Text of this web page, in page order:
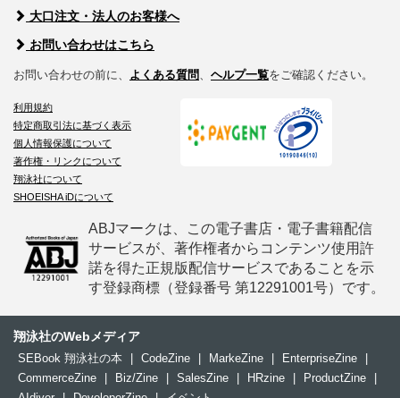
大口注文・法人のお客様へ
お問い合わせはこちら
お問い合わせの前に、 よくある質問、 ヘルプ一覧をご確認ください。
利用規約
特定商取引法に基づく表示
個人情報保護について
著作権・リンクについて
翔泳社について
SHOEISHA iDについて
ABJマークは、この電子書店・電子書籍配信
サービスが、著作権者からコンテンツ使用許
諾を得た正規版配信サービスであることを示
す登録商標（登録番号 第12291001号）です。
翔泳社のWebメディア
SEBook 翔泳社の本 CodeZine MarkeZine EnterpriseZine
CommerceZine
Biz/Zine SalesZine HRzine ProductZine